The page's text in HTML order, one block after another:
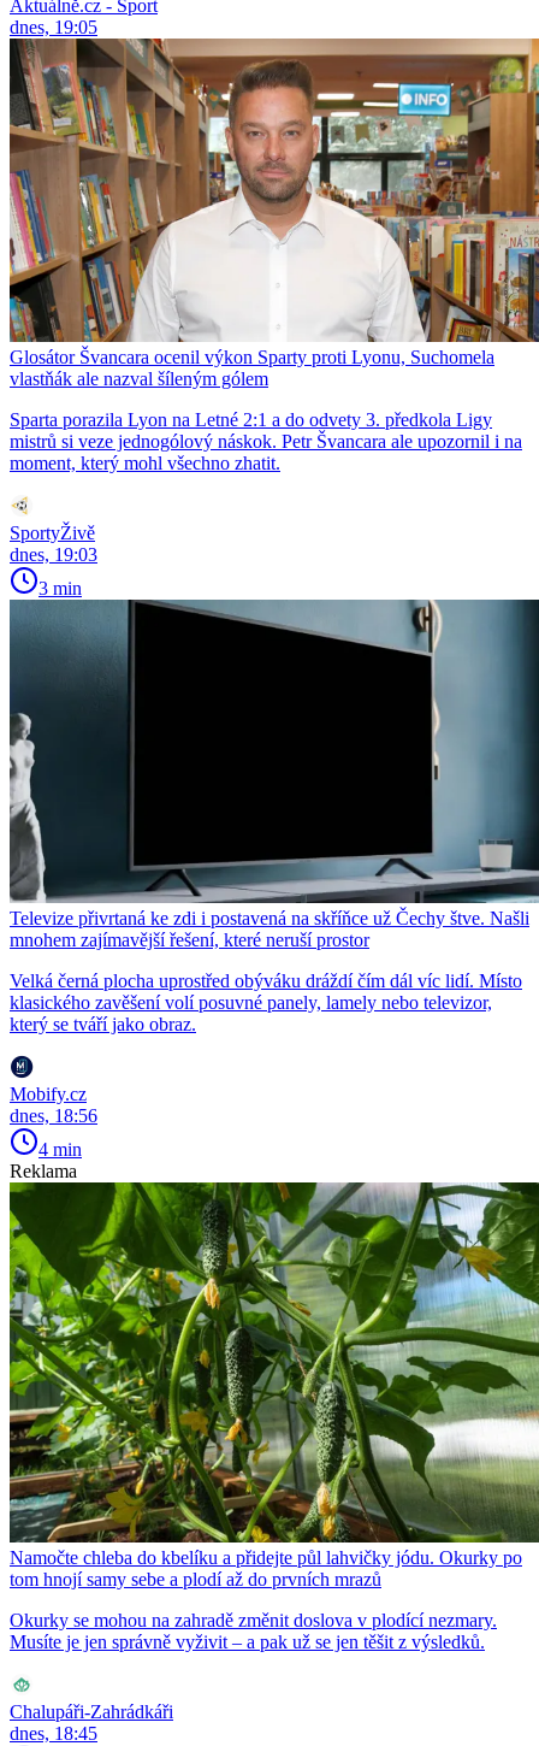
Aktuálně.cz - Sport
dnes, 19:05
Glosátor Švancara ocenil výkon Sparty proti Lyonu, Suchomela
vlastňák ale nazval šíleným gólem
Sparta porazila Lyon na Letné 2:1 a do odvety 3. předkola Ligy
mistrů si veze jednogólový náskok. Petr Švancara ale upozornil i na
moment, který mohl všechno zhatit.
SportyŽivě
dnes, 19:03
3 min
Televize přivrtaná ke zdi i postavená na skříňce už Čechy štve. Našli
mnohem zajímavější řešení, které neruší prostor
Velká černá plocha uprostřed obýváku dráždí čím dál víc lidí. Místo
klasického zavěšení volí posuvné panely, lamely nebo televizor,
který se tváří jako obraz.
Mobify.cz
dnes, 18:56
4 min
Reklama
Namočte chleba do kbelíku a přidejte půl lahvičky jódu. Okurky po
tom hnojí samy sebe a plodí až do prvních mrazů
Okurky se mohou na zahradě změnit doslova v plodící nezmary.
Musíte je jen správně vyživit – a pak už se jen těšit z výsledků.
Chalupáři-Zahrádkáři
dnes, 18:45